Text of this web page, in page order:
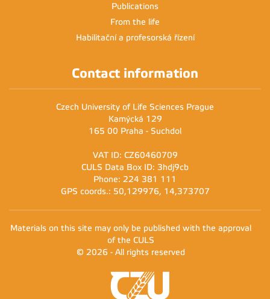
Publications
From the life
Habilitační a profesorská řízení
Contact information
Czech University of Life Sciences Prague
Kamýcká 129
165 00 Praha - Suchdol
VAT ID: CZ60460709
CULS Data Box ID: 3hdj9cb
Phone: 224 381 111
GPS coords.: 50,129976, 14,373707
Materials on this site may only be published with the approval
of the CULS
© 2026 - All rights reserved